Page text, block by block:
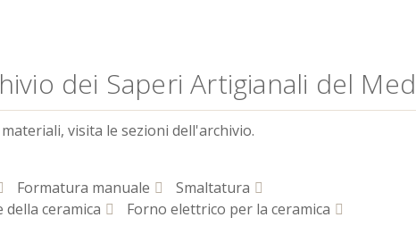
dei Saperi Artigianali del
visita le sezioni dell'archivio.
Formatura manuale
Smaltatura
ceramica
Forno elettrico per la ceramica